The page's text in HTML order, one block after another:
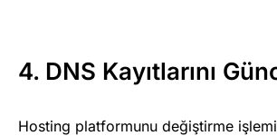
4. DNS Kayıtlarını
Hosting platformunu değiştirme